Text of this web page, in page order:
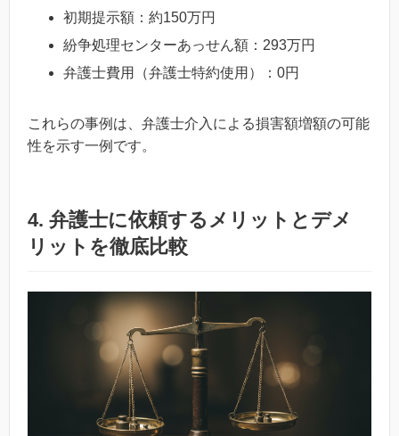
初期提示額：約150万円
紛争処理センターあっせん額：293万円
弁護士費用（弁護士特約使用）：0円
これらの事例は、弁護士介入による損害額増額の可能
性を示す一例です。
4. 弁護士に依頼するメリットとデメ
リットを徹底比較